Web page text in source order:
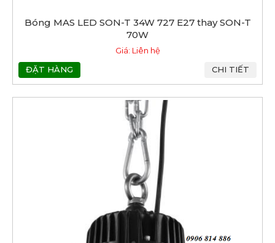
Bóng MAS LED SON-T 34W 727 E27 thay SON-T
70W
Giá: Liên hệ
ĐẶT HÀNG
CHI TIẾT